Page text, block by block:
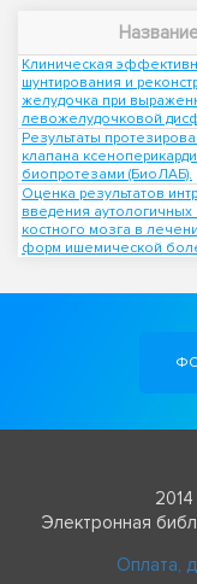
Клиническая
шунтирования и
желудочка при
левожелудочковой
Результаты
клапана
биопротезами (БиоЛАБ).
Оценка результатов
введения
костного мозга в
форм ишемической
Электронная
Оплата,